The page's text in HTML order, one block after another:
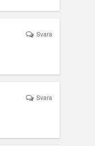
Svara
Svara